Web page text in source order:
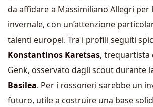
da affidare a Massimiliano Allegri per
invernale, con un’attenzione
talenti europei. Tra i profili seguiti
Konstantinos Karetsas, trequartista
Genk, osservato dagli scout durante
Basilea. Per i rossoneri sarebbe un
futuro, utile a costruire una base